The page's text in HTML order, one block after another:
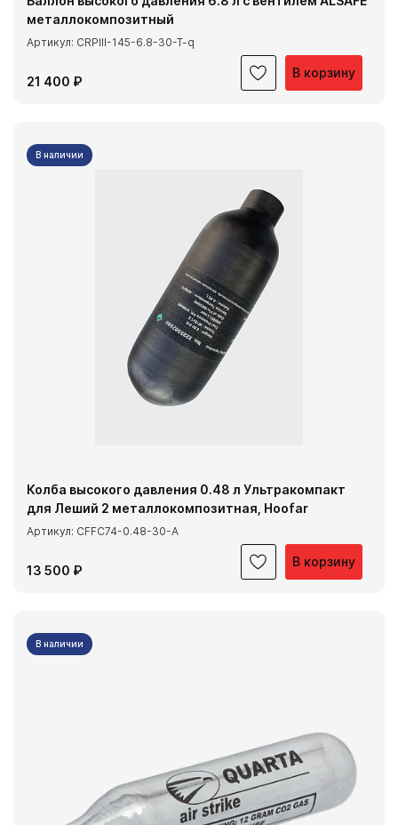
В корзину
металлокомпозитный
Артикул: CRPIII-145-6.8-30-T-q
21 400 ₽
В наличии
В корзину
Колба высокого давления 0.48 л Ультракомпакт
для Леший 2 металлокомпозитная, Hoofar
Артикул: CFFC74-0.48-30-A
13 500 ₽
В наличии